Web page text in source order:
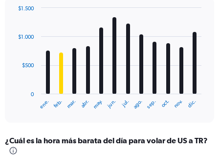
with
12
The
Range:
12
ene. feb. mar. abr. may. jun. jul. ago. sep. oct. nov. dic.
0
$500
$1.000
$1.500
¿Cuál es la hora más barata del día para volar de US a TR?